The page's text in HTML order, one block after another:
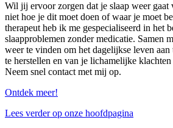
Wil jij ervoor zorgen dat je slaap weer gaat
niet hoe je dit moet doen of waar je moet
therapeut heb ik me gespecialiseerd in het
slaapproblemen zonder medicatie. Samen
weer te vinden om het dagelijkse leven
te herstellen en van je lichamelijke
Neem snel contact met mij op.
Ontdek meer!
Lees verder op onze hoofdpagina